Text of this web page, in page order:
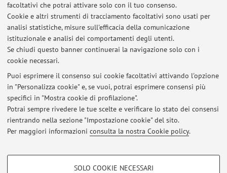
facoltativi che potrai attivare solo con il tuo consenso.
Cookie e altri strumenti di tracciamento facoltativi sono usati per
analisi statistiche, misure sull'efficacia della comunicazione
istituzionale e analisi dei comportamenti degli utenti.
Se chiudi questo banner continuerai la navigazione solo con i
cookie necessari.
Puoi esprimere il consenso sui cookie facoltativi attivando l'opzione
in "Personalizza cookie" e, se vuoi, potrai esprimere consensi più
specifici in "Mostra cookie di profilazione".
Potrai sempre rivedere le tue scelte e verificare lo stato dei consensi
rientrando nella sezione "Impostazione cookie" del sito.
Per maggiori informazioni consulta la nostra Cookie policy.
COOKIE DI PROFILAZIONE - FACOLTATIVI
SOLO COOKIE NECESSARI
Risorse in rete
ORCID
Ultimi avvisi
Al momento non sono presenti avvisi.